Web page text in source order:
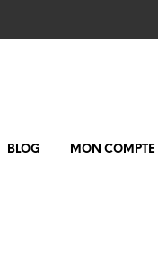
BLOG
MON COMPTE